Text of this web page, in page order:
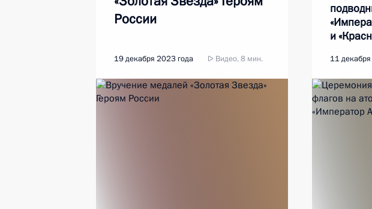
России
19 декабря 2023 года Видео, 8 мин.
и
11